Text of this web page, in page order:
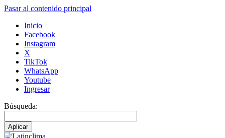
Pasar al contenido principal
Inicio
Facebook
Instagram
X
TikTok
WhatsApp
Youtube
Ingresar
Búsqueda: